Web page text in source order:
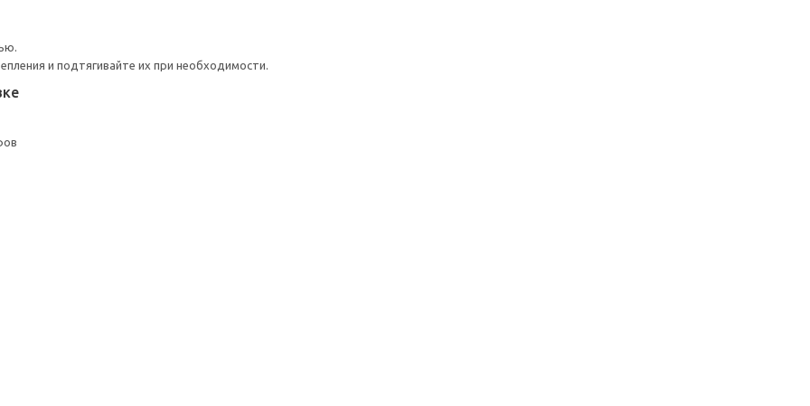
и подтягивайте их при необходимости.